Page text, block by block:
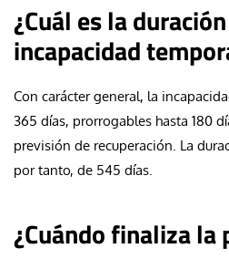
¿Cuál es la
incapacidad
Con carácter general, la
365 días, prorrogables hasta 180
previsión de recuperación. La
por tanto, de 545 días.
¿Cuándo finaliza la